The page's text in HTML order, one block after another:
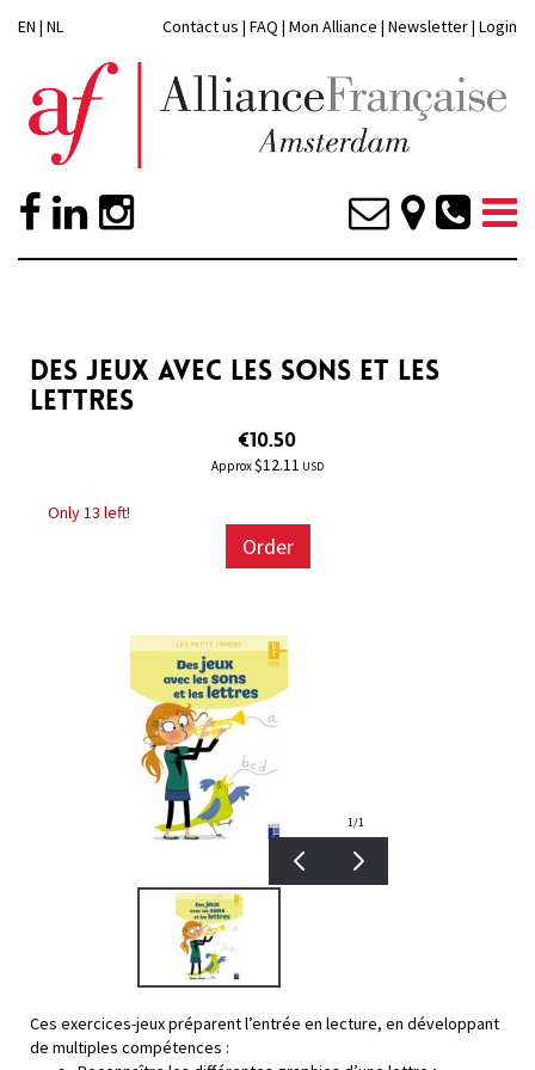
EN | NL Contact us | FAQ | Mon Alliance | Newsletter| Login
DES JEUX AVEC LES SONS ET LES
LETTRES
€10.50
Approx$12.11 USD
Only 13 left!
Order
1/1
Ces exercices-jeux préparent l’entrée en lecture, en développant
de multiples compétences :